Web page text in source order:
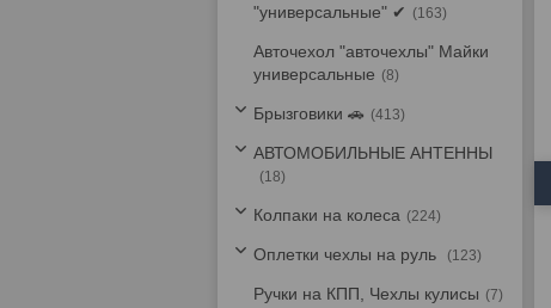
"универсальные" ✔
163
Авточехол "авточехлы" Майки
универсальные
8
Брызговики 🚗 413
АВТОМОБИЛЬНЫЕ АНТЕННЫ
18
Колпаки на колеса 224
Оплетки чехлы на руль 123
Ручки на КПП, Чехлы кулисы 7